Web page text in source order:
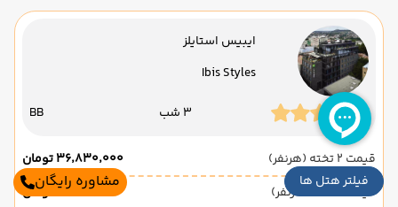
فیلتر هتل ها
ایبیس استایلز
Ibis Styles
3 شب BB
قیمت 2 تخته (هرنفر)
۳۶٬۸۳۰٬۰۰۰ تومان
قیمت 1 تخته (هرنفر)
۵۱٬۶۸۰٬۰۰۰ تومان
مشاوره رایگان